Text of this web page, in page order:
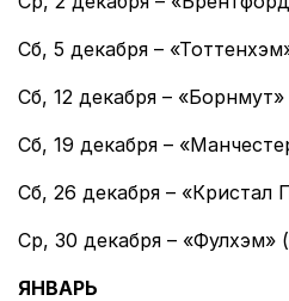
Сб, 5 декабря –
Сб, 12 декабря –
Сб, 19 декабря –
Сб, 26 декабря – «Кристал
Ср, 30 декабря – «Фулхэм»
ЯНВАРЬ